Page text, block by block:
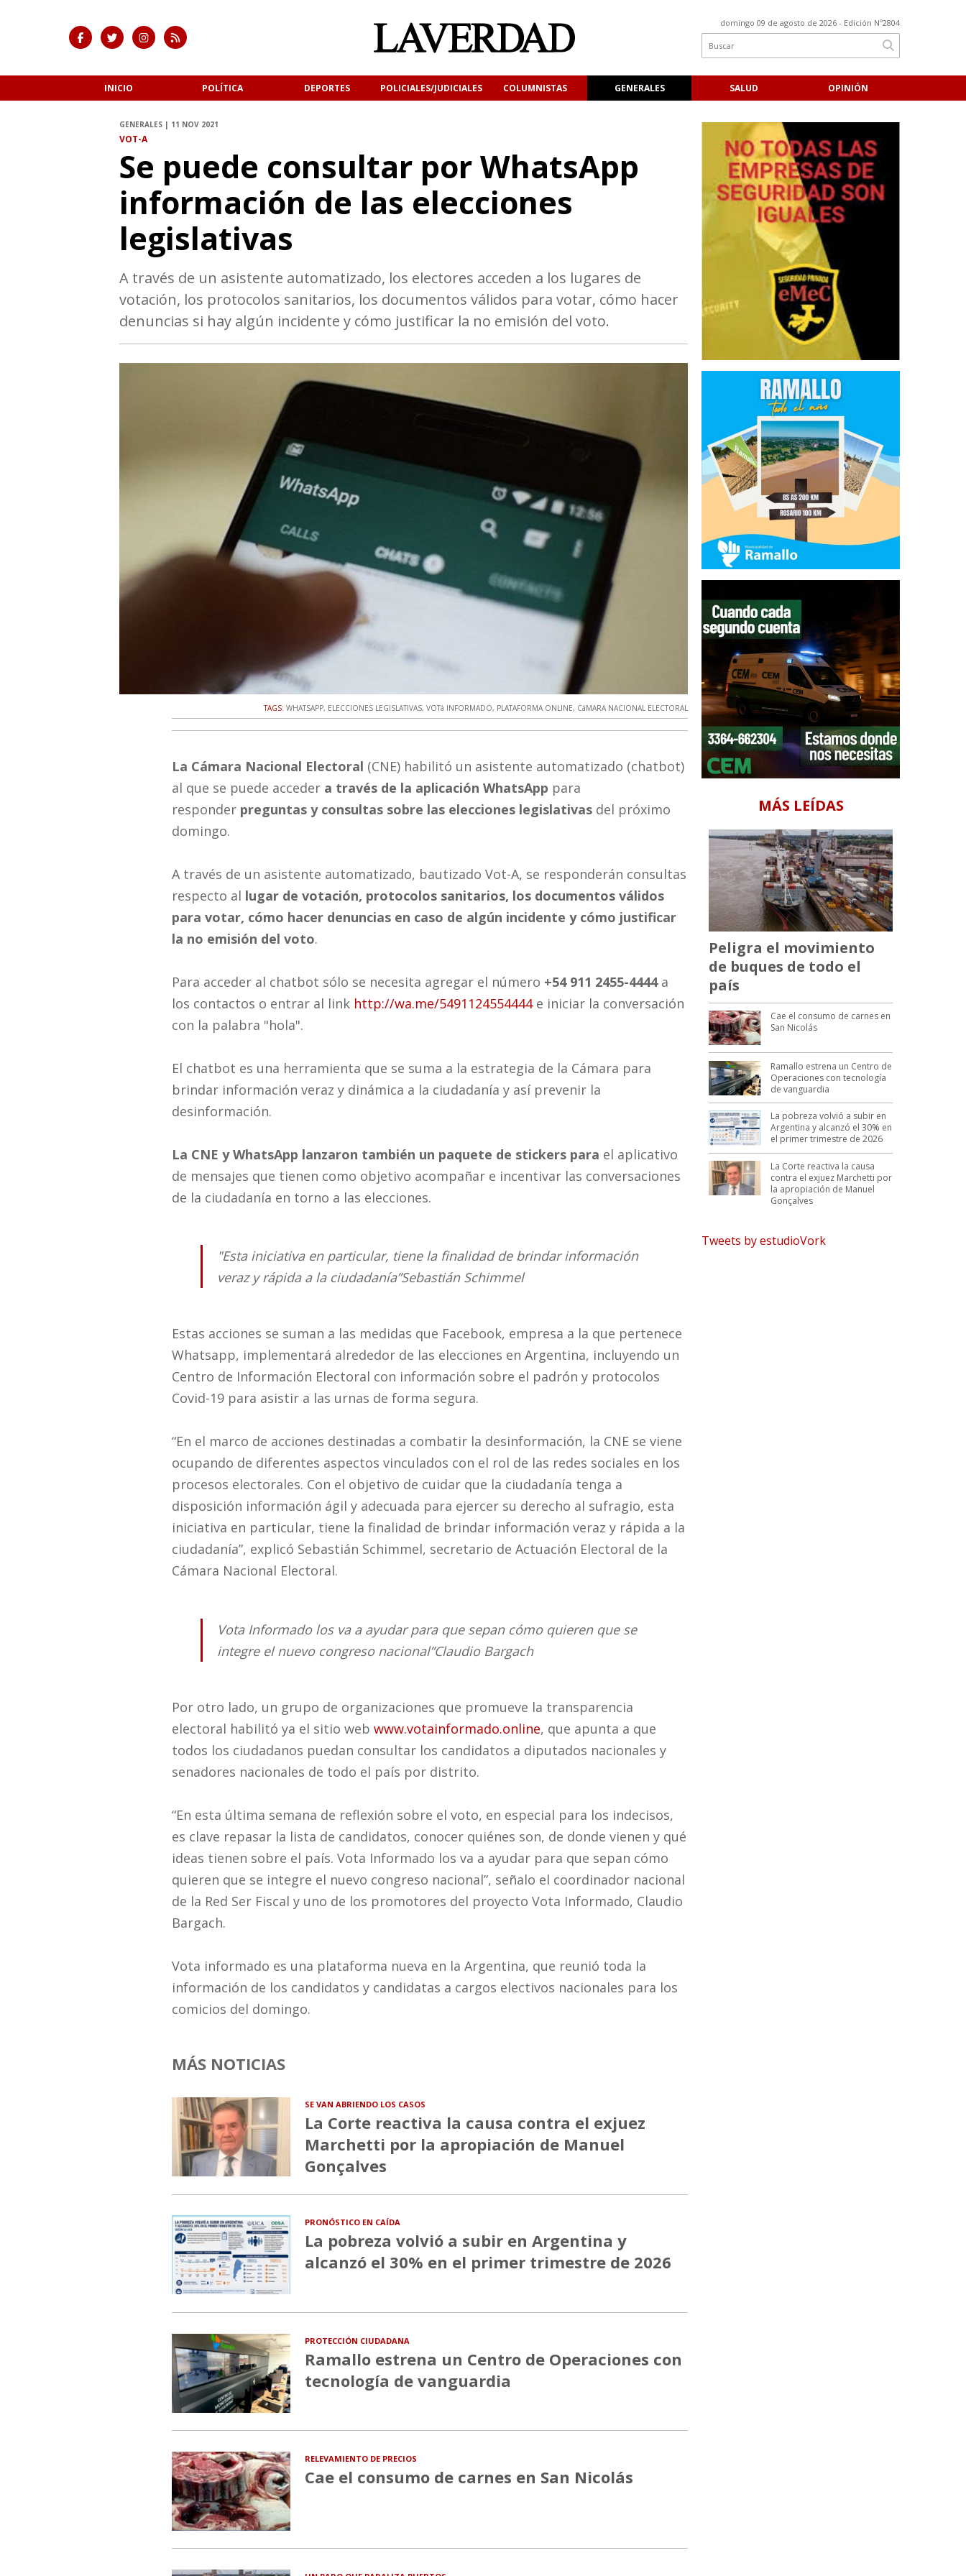
domingo 09 de agosto de 2026 - Edición Nº2804
INICIO POLÍTICA DEPORTES POLICIALES/JUDICIALES COLUMNISTAS GENERALES SALUD OPINIÓN
GENERALES | 11 NOV 2021
VOT-A
Se puede consultar por WhatsApp
información de las elecciones
legislativas
A través de un asistente automatizado, los electores acceden a los lugares de
votación, los protocolos sanitarios, los documentos válidos para votar, cómo hacer
denuncias si hay algún incidente y cómo justificar la no emisión del voto.
TAGS:WHATSAPP, ELECCIONES LEGISLATIVAS,VOTá INFORMADO, PLATAFORMA ONLINE, CáMARA NACIONAL ELECTORAL
La Cámara Nacional Electoral (CNE) habilitó un asistente automatizado (chatbot)
al que se puede acceder a través de la aplicación WhatsApp para
responder preguntas y consultas sobre las elecciones legislativas del próximo
domingo.
A través de un asistente automatizado, bautizado Vot-A, se responderán consultas
respecto al lugar de votación, protocolos sanitarios, los documentos válidos
para votar, cómo hacer denuncias en caso de algún incidente y cómo justificar
la no emisión del voto.
Para acceder al chatbot sólo se necesita agregar el número +54 911 2455-4444a
los contactos o entrar al link http://wa.me/5491124554444e iniciar la conversación
con la palabra "hola".
El chatbot es una herramienta que se suma a la estrategia de la Cámara para
brindar información veraz y dinámica a la ciudadanía y así prevenir la
desinformación.
La CNE y WhatsApp lanzaron también un paquete de stickers para el aplicativo
de mensajes que tienen como objetivo acompañar e incentivar las conversaciones
de la ciudadanía en torno a las elecciones.
"Esta iniciativa en particular, tiene la finalidad de brindar información
veraz y rápida a la ciudadanía”Sebastián Schimmel
Estas acciones se suman a las medidas que Facebook, empresa a la que pertenece
Whatsapp, implementará alrededor de las elecciones en Argentina, incluyendo un
Centro de Información Electoral con información sobre el padrón y protocolos
Covid-19 para asistir a las urnas de forma segura.
“En el marco de acciones destinadas a combatir la desinformación, la CNE se viene
ocupando de diferentes aspectos vinculados con el rol de las redes sociales en los
procesos electorales. Con el objetivo de cuidar que la ciudadanía tenga a
disposición información ágil y adecuada para ejercer su derecho al sufragio, esta
iniciativa en particular, tiene la finalidad de brindar información veraz y rápida a la
ciudadanía”, explicó Sebastián Schimmel, secretario de Actuación Electoral de la
Cámara Nacional Electoral.
Vota Informado los va a ayudar para que sepan cómo quieren que se
integre el nuevo congreso nacional”Claudio Bargach
Por otro lado, un grupo de organizaciones que promueve la transparencia
electoral habilitó ya el sitio webwww.votainformado.online, que apunta a que
todos los ciudadanos puedan consultar los candidatos a diputados nacionales y
senadores nacionales de todo el país por distrito.
“En esta última semana de reflexión sobre el voto, en especial para los indecisos,
es clave repasar la lista de candidatos, conocer quiénes son, de donde vienen y qué
ideas tienen sobre el país. Vota Informado los va a ayudar para que sepan cómo
quieren que se integre el nuevo congreso nacional”, señalo el coordinador nacional
de la Red Ser Fiscal y uno de los promotores del proyecto Vota Informado, Claudio
Bargach.
Vota informado es una plataforma nueva en la Argentina, que reunió toda la
información de los candidatos y candidatas a cargos electivos nacionales para los
comicios del domingo.
MÁS NOTICIAS
SE VAN ABRIENDO LOS CASOS
La Corte reactiva la causa contra el exjuez
Marchetti por la apropiación de Manuel
Gonçalves
PRONÓSTICO EN CAÍDA
La pobreza volvió a subir en Argentina y
alcanzó el 30% en el primer trimestre de 2026
PROTECCIÓN CIUDADANA
Ramallo estrena un Centro de Operaciones con
tecnología de vanguardia
RELEVAMIENTO DE PRECIOS
Cae el consumo de carnes en San Nicolás
MÁS LEÍDAS
Peligra el movimiento
de buques de todo el
país
Cae el consumo de carnes en
San Nicolás
Ramallo estrena un Centro de
Operaciones con tecnología
de vanguardia
La pobreza volvió a subir en
Argentina y alcanzó el 30% en
el primer trimestre de 2026
La Corte reactiva la causa
contra el exjuez Marchetti por
la apropiación de Manuel
Gonçalves
Tweets by estudioVork